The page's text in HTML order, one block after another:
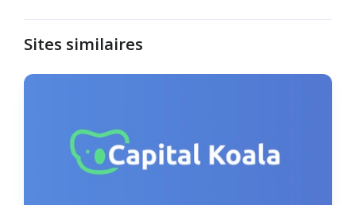
Sites similaires